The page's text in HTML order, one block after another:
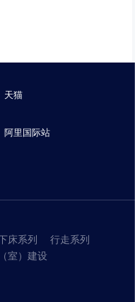
天猫
阿里国际站
床系列
行走系列
室）建设